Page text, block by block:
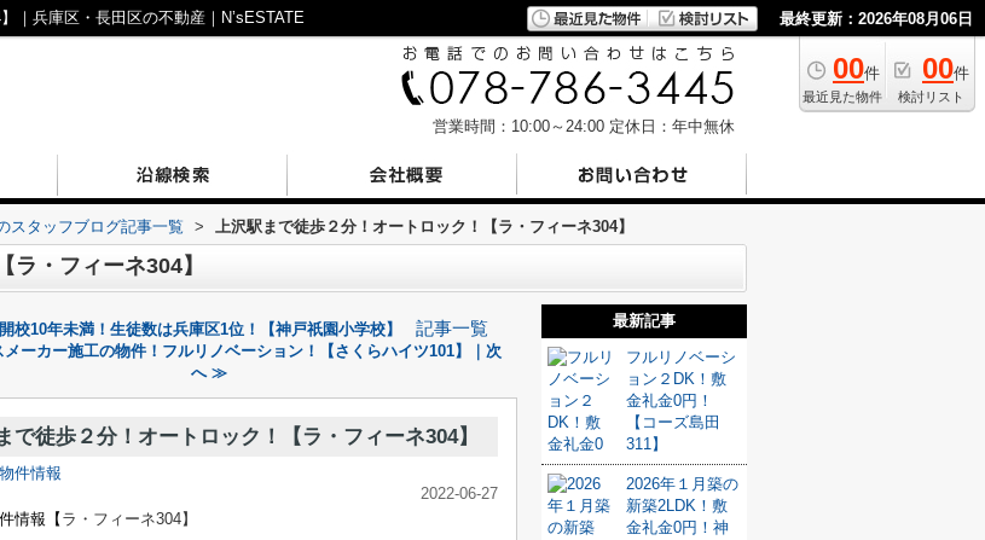
｜兵庫区・長田区の不動産｜N’sESTATE 最終更新：2026年08月06日
00件
最近見た物件
00件
検討リスト
営業時間：10:00～24:00 定休日：年中無休
スタッフブログ記事一覧 > 上沢駅まで徒歩２分！オートロック！【ラ・フィーネ304】
・フィーネ304】
校10年未満！生徒数は兵庫区1位！【神戸祇園小学校】 記事一覧
メーカー施工の物件！フルリノベーション！【さくらハイツ101】｜次
へ ≫
で徒歩２分！オートロック！【ラ・フィーネ304】
物件情報
2022-06-27
情報【 ラ・フィーネ304】
最新記事
フルリノベーシ
ョン２DK！敷
金礼金0円！
【コーズ島田
311】
2026年１月築の
新築2LDK！敷
金礼金0円！神